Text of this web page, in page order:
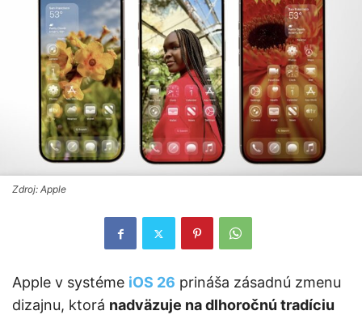
Zdroj: Apple
Apple v systéme iOS 26 prináša zásadnú zmenu
dizajnu, ktorá nadväzuje na dlhoročnú tradíciu